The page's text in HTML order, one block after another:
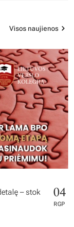
Visos naujienos
– stok
04
RGP